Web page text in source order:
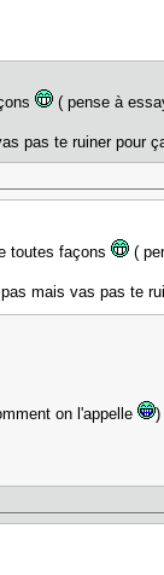
( pense à
pas te ruiner pour
toutes façons (
mais vas pas te
on l'appelle
)